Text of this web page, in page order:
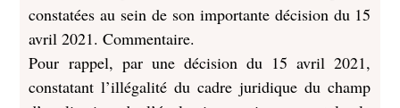
constatées au sein de son importante décision du 15
avril 2021. Commentaire.
Pour rappel, par une décision du 15 avril 2021,
constatant l’illégalité du cadre juridique du champ